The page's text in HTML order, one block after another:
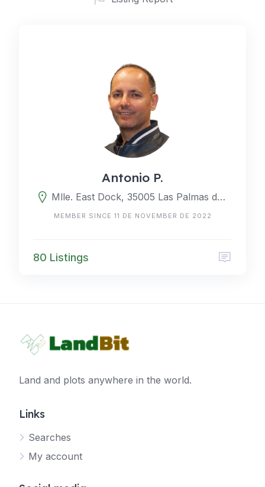
Antonio P.
Mlle. East Dock, 35005 Las Palmas de Gran Canaria, Las Palmas, Spain
MEMBER SINCE 11 DE NOVEMBER DE 2022
80 Listings
Land and plots anywhere in the world.
Links
Searches
My account